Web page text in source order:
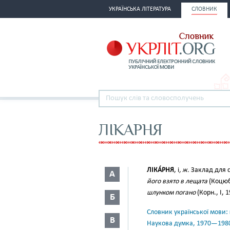
УКРАЇНСЬКА ЛІТЕРАТУРА СЛОВНИК
ЛІКАРНЯ
А
Б
В
ЛІКА́РНЯ, і, ж. Заклад для
його взято в лещата
шлунком погано(Корн., І,
Словник української
Наукова думка,